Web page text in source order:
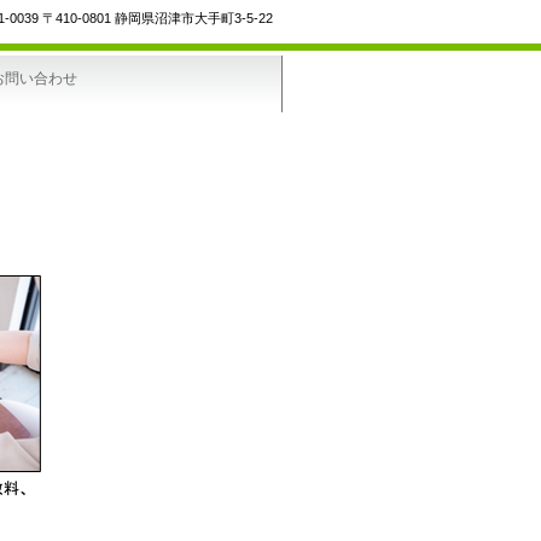
0039 〒410-0801 静岡県沼津市大手町3-5-22
問い合わせ